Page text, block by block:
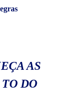
AS
DO